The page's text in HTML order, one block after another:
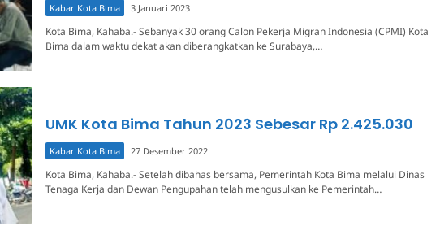
Kabar Kota Bima 3 Januari 2023
Kota Bima, Kahaba.- Sebanyak 30 orang Calon Pekerja Migran Indonesia (CPMI) Kota
Bima dalam waktu dekat akan diberangkatkan ke Surabaya,…
UMK Kota Bima Tahun 2023 Sebesar Rp 2.425.030
Kabar Kota Bima 27 Desember 2022
Kota Bima, Kahaba.- Setelah dibahas bersama, Pemerintah Kota Bima melalui Dinas
Tenaga Kerja dan Dewan Pengupahan telah mengusulkan ke Pemerintah…